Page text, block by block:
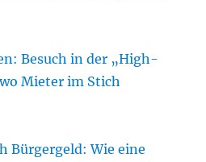
Besuch in der „High-
Mieter im Stich
Bürgergeld: Wie eine